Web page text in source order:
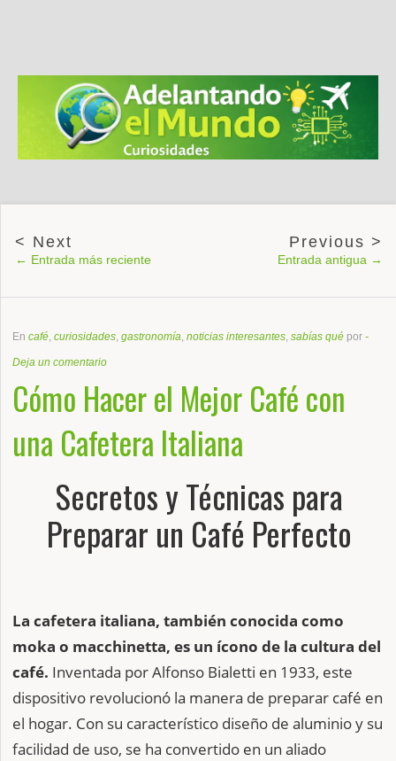
← Entrada más reciente Entrada antigua →
Encafé,curiosidades,gastronomía,noticias interesantes,sabías qué por-
Deja un comentario
Cómo Hacer el Mejor Café con
una Cafetera Italiana
Secretos y Técnicas para
Preparar un Café Perfecto
La cafetera italiana, también conocida como
moka o macchinetta, es un ícono de la cultura del
café. Inventada por Alfonso Bialetti en 1933, este
dispositivo revolucionó la manera de preparar café en
el hogar. Con su característico diseño de aluminio y su
facilidad de uso, se ha convertido en un aliado